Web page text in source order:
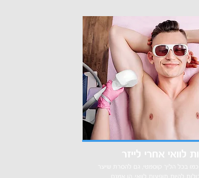
לוואי אחרי לייזר
כמו בכל הליך קוסמטי, גם להסרת שיער